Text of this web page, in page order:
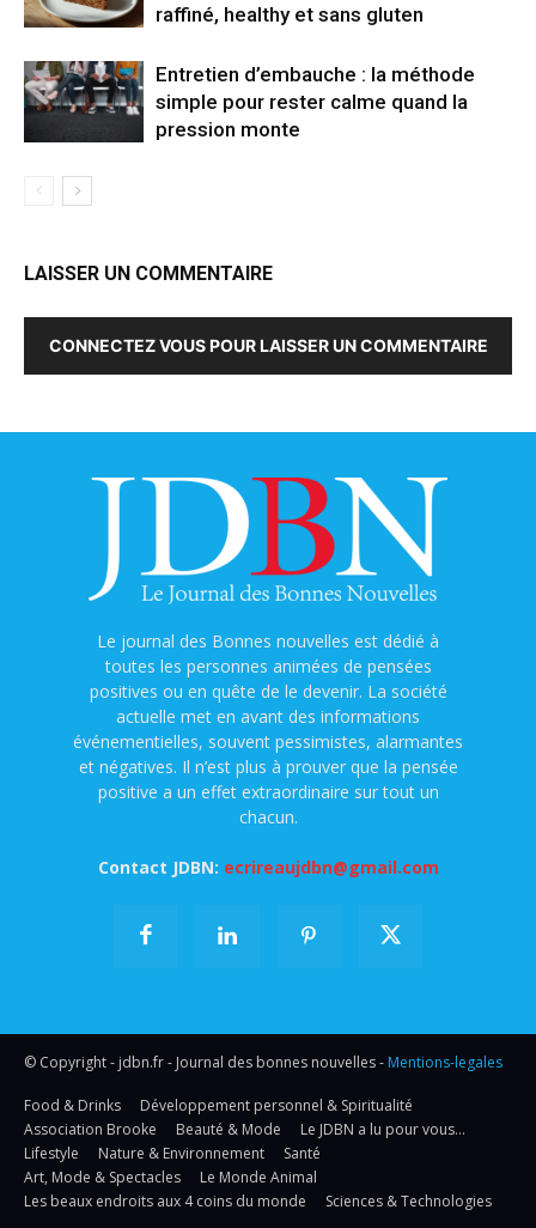
raffiné, healthy et sans gluten
Entretien d’embauche : la méthode
simple pour rester calme quand la
pression monte
LAISSER UN COMMENTAIRE
CONNECTEZ VOUS POUR LAISSER UN COMMENTAIRE
Le journal des Bonnes nouvelles est dédié à
toutes les personnes animées de pensées
positives ou en quête de le devenir. La société
actuelle met en avant des informations
événementielles, souvent pessimistes, alarmantes
et négatives. Il n’est plus à prouver que la pensée
positive a un effet extraordinaire sur tout un
chacun.
Contact JDBN: ecrireaujdbn@gmail.com
© Copyright - jdbn.fr - Journal des bonnes nouvelles - Mentions-legales
Food & Drinks
Développement personnel & Spiritualité
Association Brooke
Beauté & Mode
Le JDBN a lu pour vous…
Lifestyle
Nature & Environnement
Santé
Art, Mode & Spectacles
Le Monde Animal
Les beaux endroits aux 4 coins du monde
Sciences & Technologies